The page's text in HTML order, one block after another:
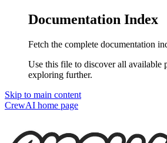
Documentation Index
Fetch the complete documentation
Use this file to discover all available
exploring further.
Skip to main content
CrewAI home page